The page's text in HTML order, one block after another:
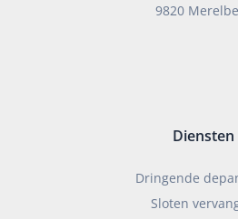
9820
Diensten
Dringende
Sloten